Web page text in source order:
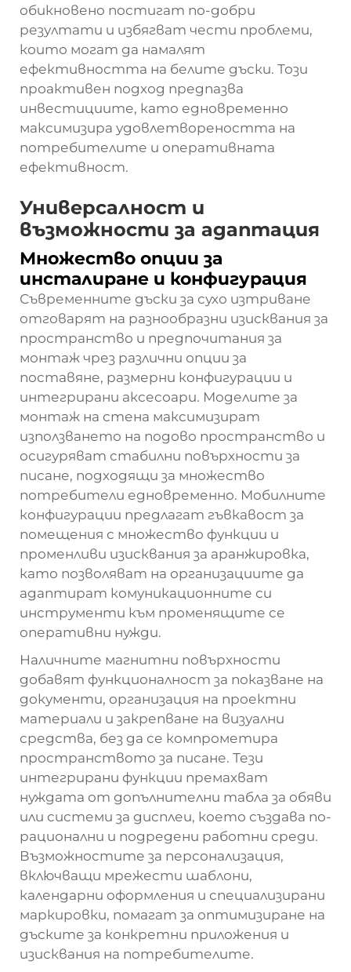
обикновено постигат по-добри
резултати и избягват чести проблеми,
които могат да намалят
ефективността на белите дъски. Този
проактивен подход предпазва
инвестициите, като едновременно
максимизира удовлетвореността на
потребителите и оперативната
ефективност.
Универсалност и
възможности за адаптация
Множество опции за
инсталиране и конфигурация
Съвременните дъски за сухо изтриване
отговарят на разнообразни изисквания за
пространство и предпочитания за
монтаж чрез различни опции за
поставяне, размерни конфигурации и
интегрирани аксесоари. Моделите за
монтаж на стена максимизират
използването на подово пространство и
осигуряват стабилни повърхности за
писане, подходящи за множество
потребители едновременно. Мобилните
конфигурации предлагат гъвкавост за
помещения с множество функции и
променливи изисквания за аранжировка,
като позволяват на организациите да
адаптират комуникационните си
инструменти към променящите се
оперативни нужди.
Наличните магнитни повърхности
добавят функционалност за показване на
документи, организация на проектни
материали и закрепване на визуални
средства, без да се компрометира
пространството за писане. Тези
интегрирани функции премахват
нуждата от допълнителни табла за обяви
или системи за дисплеи, което създава по-
рационални и подредени работни среди.
Възможностите за персонализация,
включващи мрежести шаблони,
календарни оформления и специализирани
маркировки, помагат за оптимизиране на
дъските за конкретни приложения и
изисквания на потребителите.